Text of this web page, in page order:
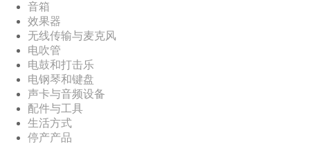
音箱
效果器
无线传输与麦克风
电吹管
电鼓和打击乐
电钢琴和键盘
声卡与音频设备
配件与工具
生活方式
停产产品